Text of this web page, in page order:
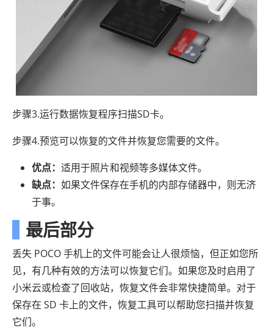
步骤3.运行数据恢复程序扫描SD卡。
步骤4.预览可以恢复的文件并恢复您需要的文件。
优点： 适用于照片和视频等多媒体文件。
缺点： 如果文件保存在手机的内部存储器中，则无济
于事。
最后部分
丢失 POCO 手机上的文件可能会让人很烦恼，但正如您所
见，有几种有效的方法可以恢复它们。如果您及时启用了
小米云或检查了回收站，恢复文件会非常快捷简单。对于
保存在 SD 卡上的文件，恢复工具可以帮助您扫描并恢复
它们。